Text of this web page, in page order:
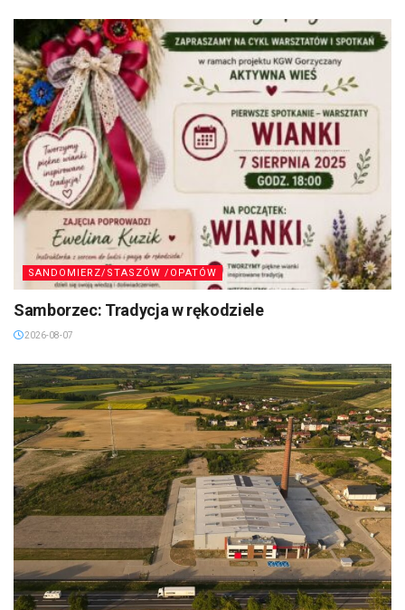
SANDOMIERZ/STASZÓW /OPATÓW
Samborzec: Tradycja w rękodziele
2026-08-07